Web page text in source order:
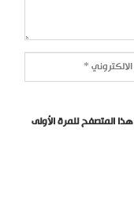
المتصفح للمرة الأولى